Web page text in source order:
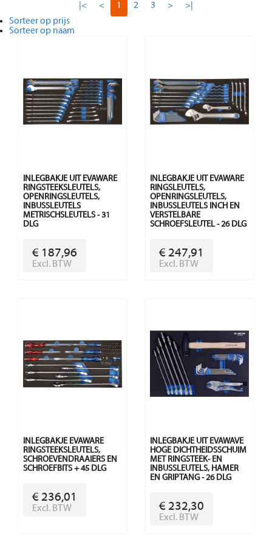
|< < 1 2 3 >
>|
Sorteer op prijs
Sorteer op naam
INLEGBAKJE UIT EVAWARE
RINGSTEEKSLEUTELS,
OPENRINGSLEUTELS,
INBUSSLEUTELS
METRISCHSLEUTELS - 31
DLG
€ 187,96
Excl. BTW
INLEGBAKJE UIT EVAWARE
RINGSLEUTELS,
OPENRINGSLEUTELS,
INBUSSLEUTELS INCH EN
VERSTELBARE
SCHROEFSLEUTEL - 26 DLG
€ 247,91
Excl. BTW
INLEGBAKJE EVAWARE
RINGSTEEKSLEUTELS,
SCHROEVENDRAAIERS EN
SCHROEFBITS + 45 DLG
€ 236,01
Excl. BTW
INLEGBAKJE UIT EVAWAVE
HOGE DICHTHEIDSSCHUIM
MET RINGSTEEK- EN
INBUSSLEUTELS, HAMER
EN GRIPTANG - 26 DLG
€ 232,30
Excl. BTW